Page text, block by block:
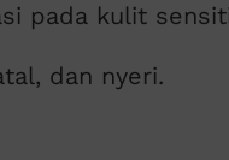
pada kulit
dan nyeri.